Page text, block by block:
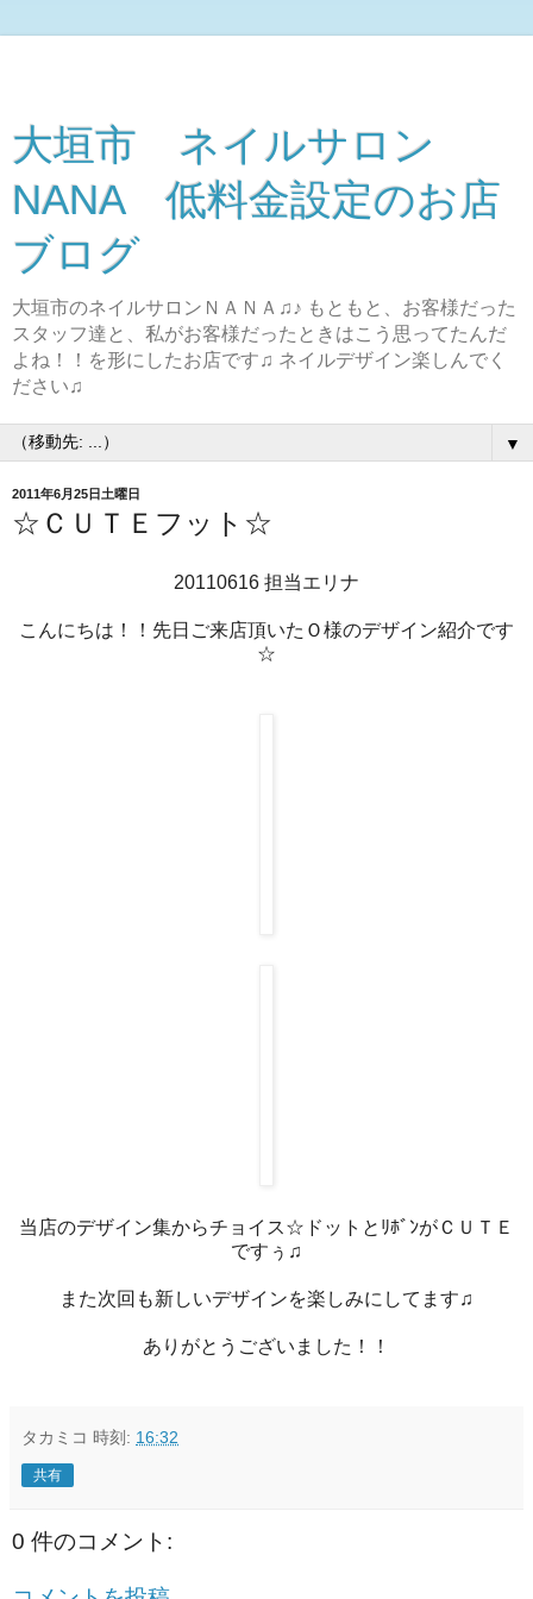
大垣市 ネイルサロン
NANA 低料金設定のお店
ブログ
大垣市のネイルサロンＮＡＮＡ♫♪ もともと、お客様だった
スタッフ達と、私がお客様だったときはこう思ってたんだ
よね！！を形にしたお店です♫ ネイルデザイン楽しんでく
ださい♫
▼
2011年6月25日土曜日
☆ＣＵＴＥフット☆
20110616 担当エリナ
こんにちは！！先日ご来店頂いたＯ様のデザイン紹介です
☆
当店のデザイン集からチョイス☆ドットとﾘﾎﾞﾝがＣＵＴＥ
ですぅ♫
また次回も新しいデザインを楽しみにしてます♫
ありがとうございました！！
タカミコ 時刻: 16:32
共有
0 件のコメント: